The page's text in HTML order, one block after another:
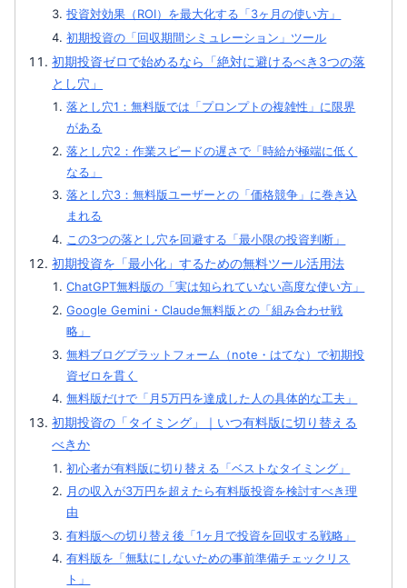
投資対効果（ROI）を最大化する「3ヶ月の使い方」
初期投資の「回収期間シミュレーション」ツール
初期投資ゼロで始めるなら「絶対に避けるべき3つの落
とし穴」
落とし穴1：無料版では「プロンプトの複雑性」に限界
がある
落とし穴2：作業スピードの遅さで「時給が極端に低く
なる」
落とし穴3：無料版ユーザーとの「価格競争」に巻き込
まれる
この3つの落とし穴を回避する「最小限の投資判断」
初期投資を「最小化」するための無料ツール活用法
ChatGPT無料版の「実は知られていない高度な使い方」
Google Gemini・Claude無料版との「組み合わせ戦
略」
無料ブログプラットフォーム（note・はてな）で初期投
資ゼロを貫く
無料版だけで「月5万円を達成した人の具体的な工夫」
初期投資の「タイミング」｜いつ有料版に切り替える
べきか
初心者が有料版に切り替える「ベストなタイミング」
月の収入が3万円を超えたら有料版投資を検討すべき理
由
有料版への切り替え後「1ヶ月で投資を回収する戦略」
有料版を「無駄にしないための事前準備チェックリス
ト」